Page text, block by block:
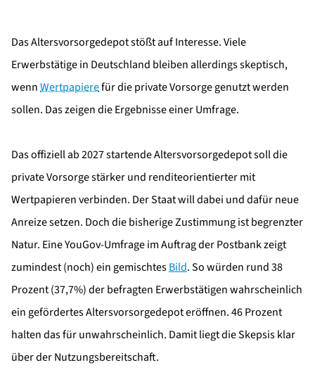
Das Altersvorsorgedepot stößt auf Interesse. Viele
Erwerbstätige in Deutschland bleiben allerdings skeptisch,
wennWertpapierefür die private Vorsorge genutzt werden
sollen. Das zeigen die Ergebnisse einer Umfrage.
Das offiziell ab 2027 startende Altersvorsorgedepot soll die
private Vorsorge stärker und renditeorientierter mit
Wertpapieren verbinden. Der Staat will dabei und dafür neue
Anreize setzen. Doch die bisherige Zustimmung ist begrenzter
Natur. Eine YouGov-Umfrage im Auftrag der Postbank zeigt
zumindest (noch) ein gemischtesBild. So würden rund 38
Prozent (37,7%) der befragten Erwerbstätigen wahrscheinlich
ein gefördertes Altersvorsorgedepot eröffnen. 46 Prozent
halten das für unwahrscheinlich. Damit liegt die Skepsis klar
über der Nutzungsbereitschaft.